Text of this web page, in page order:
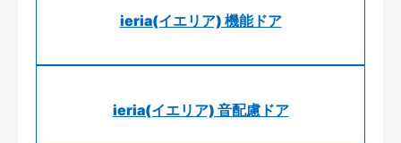
ieria(イエリア) 機能ドア
ieria(イエリア) 音配慮ドア